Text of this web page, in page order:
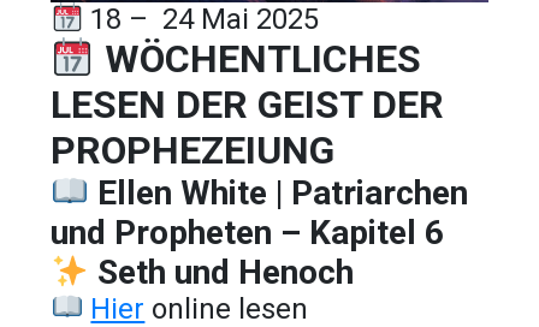
18 – 24 Mai 2025
WÖCHENTLICHES
LESEN DER GEIST DER
PROPHEZEIUNG
Ellen White | Patriarchen
und Propheten – Kapitel 6
Seth und Henoch
Hier online lesen